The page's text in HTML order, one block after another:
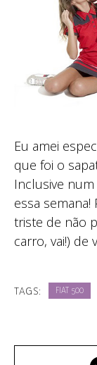
Eu amei
que foi o
Inclusive
essa
triste de não
carro, vai!) de
TAGS: FIAT 500